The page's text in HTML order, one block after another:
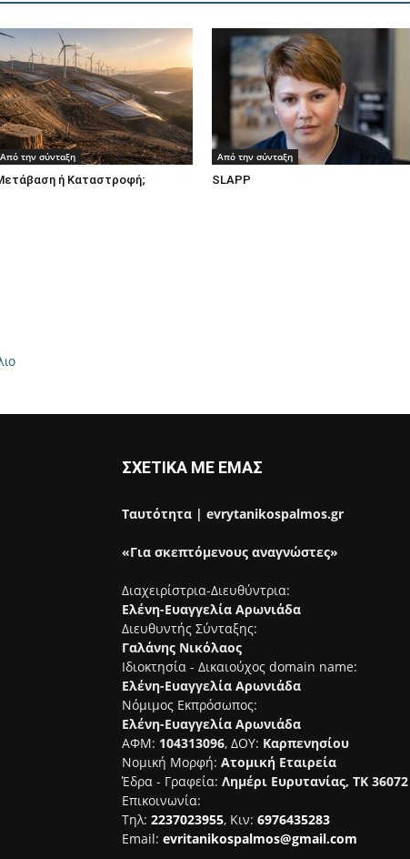
Από την σύνταξη
ή Καταστροφή;
Από την σύνταξη
SLAPP
ΣΧΕΤΙΚΑ ΜΕ ΕΜΑΣ
Ταυτότητα | evrytanikospalmos.gr
«Για σκεπτόμενους αναγνώστες»
Διαχειρίστρια-Διευθύντρια:
Ελένη-Ευαγγελία Αρωνιάδα
Διευθυντής Σύνταξης:
Γαλάνης Νικόλαος
Ιδιοκτησία - Δικαιούχος domain name:
Ελένη-Ευαγγελία Αρωνιάδα
Νόμιμος Εκπρόσωπος:
Ελένη-Ευαγγελία Αρωνιάδα
ΑΦΜ: 104313096, ΔΟΥ: Καρπενησίου
Νομική Μορφή: Ατομική Εταιρεία
Έδρα - Γραφεία: Λημέρι Ευρυτανίας, ΤΚ 36072
Επικοινωνία:
Τηλ: 2237023955, Κιν: 6976435283
Email: evritanikospalmos@gmail.com